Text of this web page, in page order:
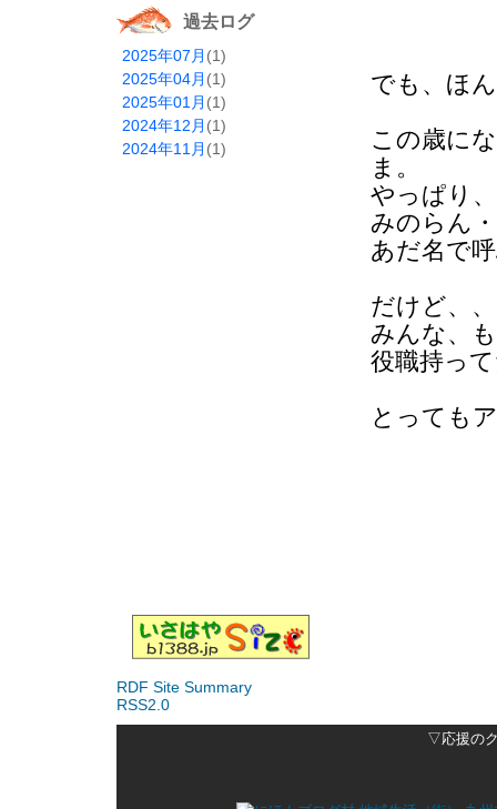
過去ログ
2025年07月 (1)
2025年04月 (1)
2025年01月 (1)
2024年12月 (1)
2024年11月 (1)
RDF Site Summary
RSS2.0
でも、ほ
この歳に
ま。
やっぱり
みのらん
あだ名で
だけど、
みんな、
役職持っ
とっても
▽応援の